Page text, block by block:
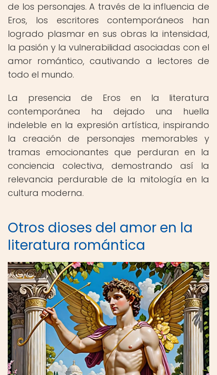
de los personajes. A través de la influencia de
Eros, los escritores contemporáneos han
logrado plasmar en sus obras la intensidad,
la pasión y la vulnerabilidad asociadas con el
amor romántico, cautivando a lectores de
todo el mundo.
La presencia de Eros en la literatura
contemporánea ha dejado una huella
indeleble en la expresión artística, inspirando
la creación de personajes memorables y
tramas emocionantes que perduran en la
conciencia colectiva, demostrando así la
relevancia perdurable de la mitología en la
cultura moderna.
Otros dioses del amor en la
literatura romántica